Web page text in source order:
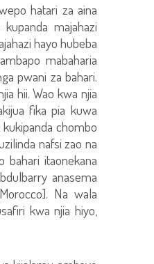
hatari za aina
majahazi
hayo hubeba
mabaharia
pwani za bahari.
hii. Wao kwa njia
fika pia kuwa
kukipanda chombo
nafsi zao na
bahari itaonekana
anasema
Na wala
kwa njia hiyo,